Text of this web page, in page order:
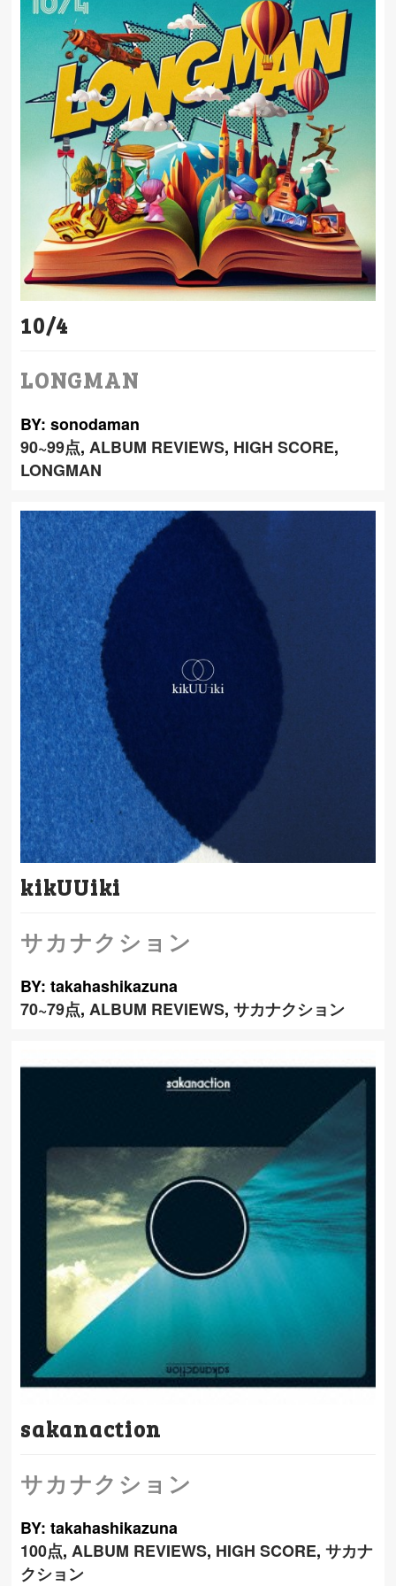
10/4
LONGMAN
BY: sonodaman
90~99点,ALBUM REVIEWS, HIGH SCORE,
LONGMAN
kikUUiki
サカナクション
BY: takahashikazuna
70~79点,ALBUM REVIEWS,サカナクション
sakanaction
サカナクション
BY: takahashikazuna
100点,ALBUM REVIEWS, HIGH SCORE,サカナ
クション